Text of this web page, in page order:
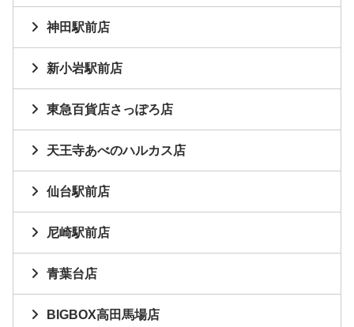
神田駅前店
新小岩駅前店
東急百貨店さっぽろ店
天王寺あべのハルカス店
仙台駅前店
尼崎駅前店
青葉台店
BIGBOX高田馬場店